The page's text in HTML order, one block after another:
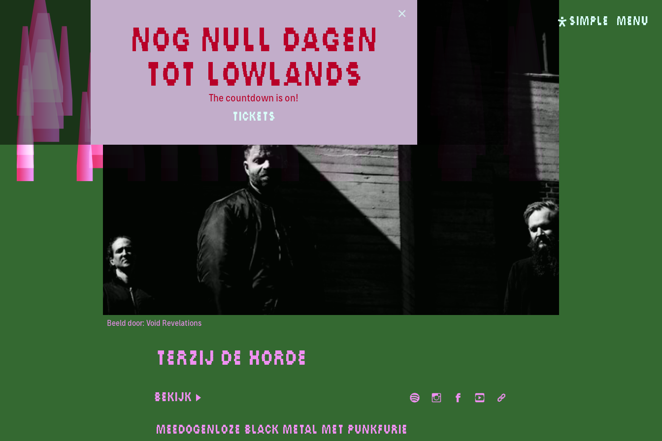
SIMPLE Menu
nog null dagen
tot lowlands
The countdown is on!
TICKETS
PARADISE
Beeld door: Void Revelations
Terzij de Horde
Bekijk
MEEDOGENLOZE BLACK METAL MET PUNKFURIE